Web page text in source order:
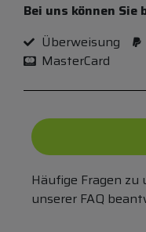
Bei uns können Sie
Überweisung
MasterCard
Häufige Fragen
unserer FAQ